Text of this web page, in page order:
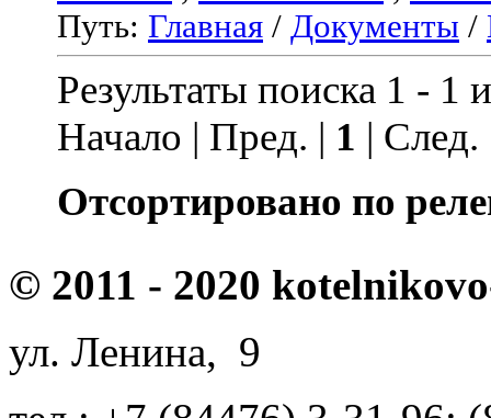
Путь: Главная / Документы /
Результаты поиска 1 - 1
Начало | Пред. | 1 |
Отсортировано по
© 2011 - 2020
ул. Ленина, 9